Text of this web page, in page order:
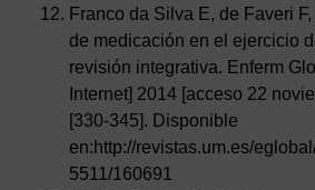
Franco da Silva E, de Faveri
de medicación en el ejercicio
revisión integrativa. Enferm
Internet] 2014 [acceso 22
[330-345]. Disponible
en:http://revistas.um.es/
5511/160691